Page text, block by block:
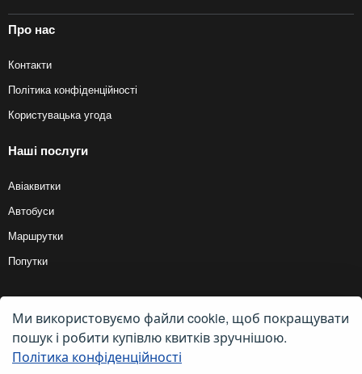
Про нас
Контакти
Політика конфіденційності
Користувацька угода
Наші послуги
Авіаквитки
Автобуси
Маршрутки
Попутки
© 2012 — 2026, Biletyplus, ООО «Инновэйтив Трэвел Текнолоджиз». Усі
права захищені. Купівля квитків на маршрутку здійснюється користувачем
самостійно на сайтах партнерів, BiletyPlus не несе відповідальності за
будь-які платіжні операції, що здійснюються на цих сайтах. Кінцева
вартість квитка може змінюватися залежно від обраного способу оплати.
Ми використовуємо файли cookie, щоб покращувати
пошук і робити купівлю квитків зручнішою.
Політика конфіденційності